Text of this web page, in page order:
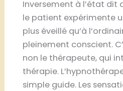
Inversement à l’état dit
le patient expérimente
plus éveillé qu’à
pleinement conscient.
non le thérapeute, qui
thérapie.
simple guide. Les